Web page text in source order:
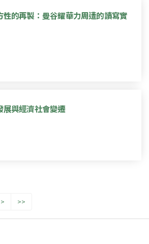
性的再製：曼谷耀華力周遭的讀寫實
展與經濟社會變遷
> >>